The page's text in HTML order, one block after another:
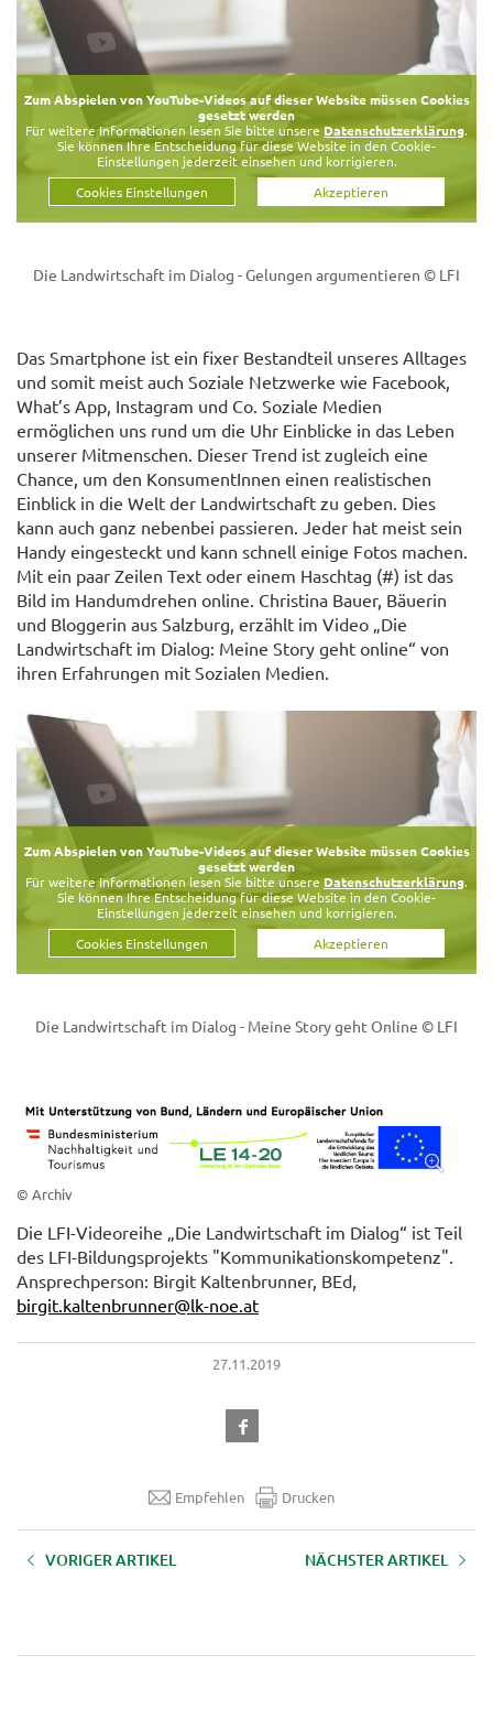
Zum Abspielen von YouTube-Videos auf dieser Website müssen Cookies
gesetzt werden
Für weitere Informationen lesen Sie bitte unsereDatenschutzerklärung.
Sie können Ihre Entscheidung für diese Website in den Cookie-
Einstellungen jederzeit einsehen und korrigieren.
Akzeptieren
Cookies Einstellungen
Die Landwirtschaft im Dialog - Gelungen argumentieren © LFI
Das Smartphone ist ein fixer Bestandteil unseres Alltages
und somit meist auch Soziale Netzwerke wie Facebook,
What’s App, Instagram und Co. Soziale Medien
ermöglichen uns rund um die Uhr Einblicke in das Leben
unserer Mitmenschen. Dieser Trend ist zugleich eine
Chance, um den KonsumentInnen einen realistischen
Einblick in die Welt der Landwirtschaft zu geben. Dies
kann auch ganz nebenbei passieren. Jeder hat meist sein
Handy eingesteckt und kann schnell einige Fotos machen.
Mit ein paar Zeilen Text oder einem Haschtag (#) ist das
Bild im Handumdrehen online. Christina Bauer, Bäuerin
und Bloggerin aus Salzburg, erzählt im Video „Die
Landwirtschaft im Dialog: Meine Story geht online“ von
ihren Erfahrungen mit Sozialen Medien.
Zum Abspielen von YouTube-Videos auf dieser Website müssen Cookies
gesetzt werden
Für weitere Informationen lesen Sie bitte unsereDatenschutzerklärung.
Sie können Ihre Entscheidung für diese Website in den Cookie-
Einstellungen jederzeit einsehen und korrigieren.
Akzeptieren
Cookies Einstellungen
Die Landwirtschaft im Dialog - Meine Story geht Online © LFI
© Archiv
Die LFI-Videoreihe „Die Landwirtschaft im Dialog“ ist Teil
des LFI-Bildungsprojekts "Kommunikationskompetenz".
Ansprechperson: Birgit Kaltenbrunner, BEd,
birgit.kaltenbrunner@lk-noe.at
27.11.2019
Empfehlen Drucken
VORIGER ARTIKEL NÄCHSTER ARTIKEL